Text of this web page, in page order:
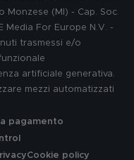
Monzese (MI) - Cap. Soc.
Media For Europe N.V. -
trasmessi e/o
artificiale generativa.
mezzi automatizzati
pagamento
Cookie policy